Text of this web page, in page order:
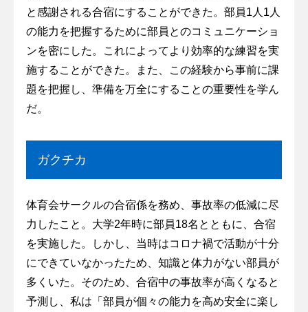
と感謝される合宿にすることができた。部員1人1人
の能力を把握するために部員とのコミュニケーショ
ンを密にした。これによってより効率的な練習を実
施することができた。また、この経験から事前に課
題を把握し、準備を万全にすることの重要性を学ん
だ。
ガクチカ
体育会サークルの合宿係を務め、事故率の低減に尽
力したこと。大学2年時に部員18名とともに、合宿
を実施した。しかし、当時はコロナ禍で活動が十分
にできていなかったため、知識と体力がない部員が
多くいた。そのため、合宿中の事故率が高くなると
予測し、私は「部員が個々の能力を高め安全に楽し